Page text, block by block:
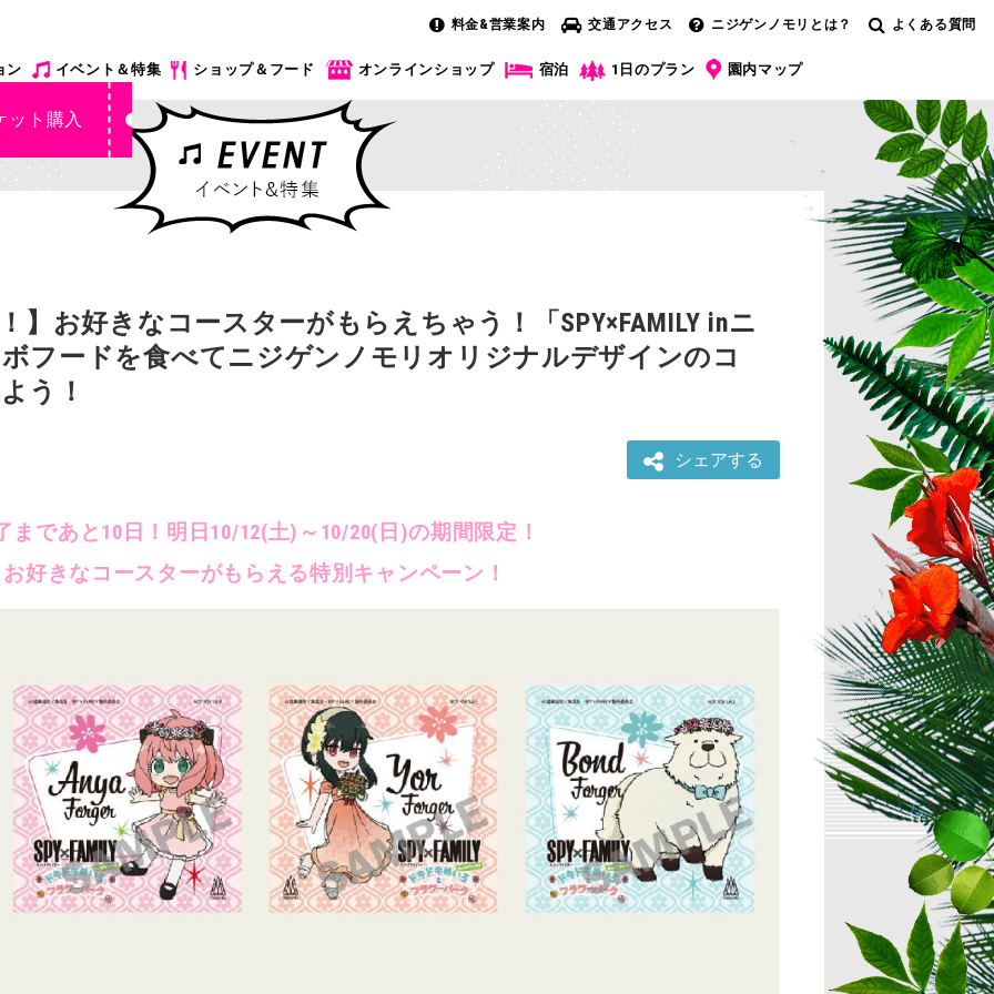
料金&営業案内 交通アクセス ニジゲンノモリとは？ よくある質問
ン イベント＆特集 ショップ＆フード オンラインショップ 宿泊 1日のプラン 園内マップ
ット購入
】お好きなコースターがもらえちゃう！「SPY×FAMILY inニ
フードを食べてニジゲンノモリオリジナルデザインのコ
う！
シェアする
まであと10日！明日10/12(土)～10/20(日)の期間限定！
お好きなコースターがもらえる特別キャンペーン！